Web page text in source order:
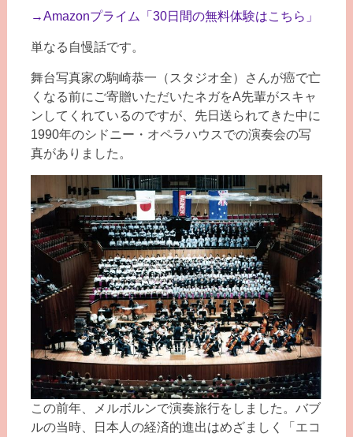
→Amazonプライム「30日間の無料体験はこちら」
単なる自慢話です。
舞台写真家の駒崎恭一（スタジオ全）さんが癌で亡
くなる前にご寄贈いただいたネガをA先輩がスキャ
ンしてくれているのですが、先日送られてきた中に
1990年のシドニー・オペラハウスでの演奏会の写
真がありました。
この前年、メルボルンで演奏旅行をしました。バブ
ルの当時、日本人の経済的進出はめざましく「エコ